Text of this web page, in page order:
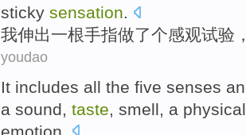
sticky sensation.
我伸出一根手指做了个感观试验
youdao
It includes all the five senses
a sound taste smell , a physical
emotion